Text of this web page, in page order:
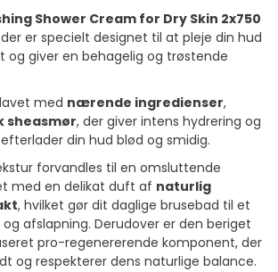
Shower Cream for Dry Skin 2x750
er specielt designet til at pleje din hud
og giver en behagelig og trøstende
med nærende ingredienser,
sheasmør, der giver intens hydrering og
din hud blød og smidig.
forvandles til en omsluttende
med en delikat duft af naturlig
, hvilket gør dit daglige brusebad til et
afslapning. Derudover er den beriget
pro-regenererende komponent, der
og respekterer dens naturlige balance.